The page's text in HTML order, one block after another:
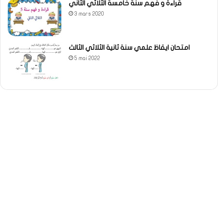
قراءة و فهم سنة خامسة الثلاثي الثاني
3 mars 2020
امتحان ايقاظ علمي سنة ثانية الثلاثي الثالث
5 mai 2022